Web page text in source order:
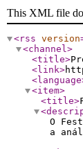
This XML file
<rss version
<channel>
<title>
<link>
<language
<item>
<title>
O
a